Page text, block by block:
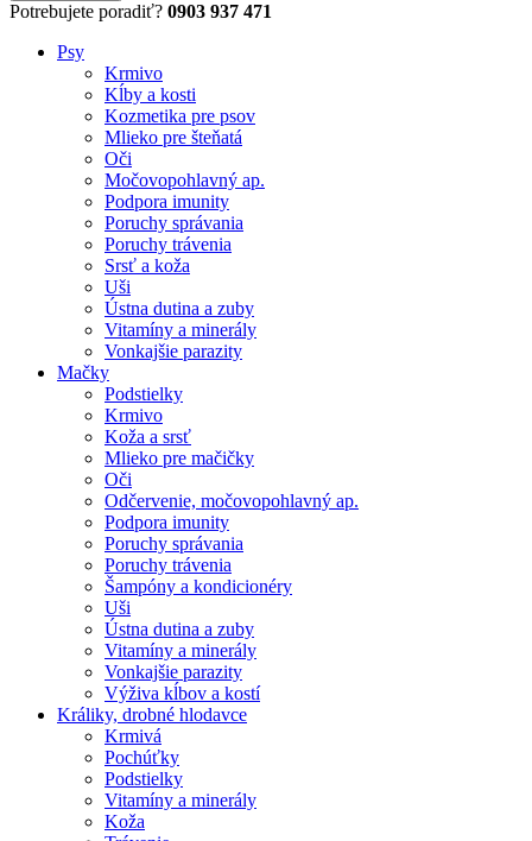
Potrebujete poradiť? 0903 937 471
Psy
Krmivo
Kĺby a kosti
Kozmetika pre psov
Mlieko pre šteňatá
Oči
Močovopohlavný ap.
Podpora imunity
Poruchy správania
Poruchy trávenia
Srsť a koža
Uši
Ústna dutina a zuby
Vitamíny a minerály
Vonkajšie parazity
Mačky
Podstielky
Krmivo
Koža a srsť
Mlieko pre mačičky
Oči
Odčervenie, močovopohlavný ap.
Podpora imunity
Poruchy správania
Poruchy trávenia
Šampóny a kondicionéry
Uši
Ústna dutina a zuby
Vitamíny a minerály
Vonkajšie parazity
Výživa kĺbov a kostí
Králiky, drobné hlodavce
Krmivá
Pochúťky
Podstielky
Vitamíny a minerály
Koža